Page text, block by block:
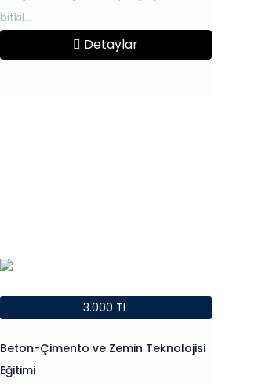
Detaylar
3.000 TL
Beton-Çimento ve Zemin Teknolojisi
Eğitimi